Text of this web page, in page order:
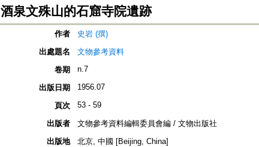
酒泉文殊山的石窟寺院遺跡
作者
史岩 (撰)
出處題名
文物參考資料
卷期
n.7
出版日期 1956.07
頁次 53 - 59
出版者
文物參考資料編輯委員會編 / 文物出版社
出版地
北京, 中國 [Beijing, China]